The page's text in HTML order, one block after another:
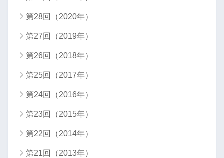
第28回（2020年）
第27回（2019年）
第26回（2018年）
第25回（2017年）
第24回（2016年）
第23回（2015年）
第22回（2014年）
第21回（2013年）